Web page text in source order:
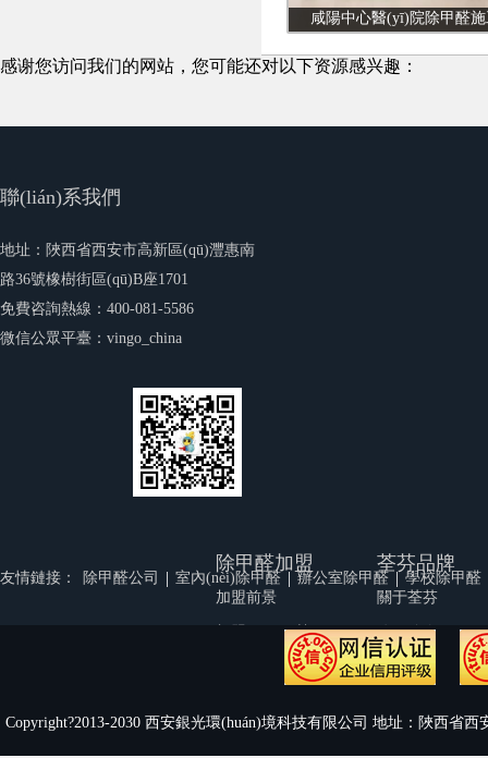
咸陽中心醫(yī)院除甲醛施
聯(lián)系我們
地址：陜西省西安市高新區(qū)灃惠南
路36號橡樹街區(qū)B座1701
免費咨詢熱線：400-081-5586
微信公眾平臺：vingo_china
除甲醛加盟
加盟前景
加盟優(yōu)勢
荃芬品牌
關于荃芬
公司簡介
公司文化
友情鏈接： 除甲醛公司 | 室內(nèi)除甲醛 | 辦公室除甲醛 | 學校除甲醛
Copyright?2013-2030 西安銀光環(huán)境科技有限公司 地址：陜西省
感谢您访问我们的网站，您可能还对以下资源感兴趣：